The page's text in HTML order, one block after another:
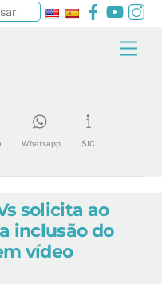
Facebook
Whatsapp SIC
solicita ao
inclusão do
vídeo